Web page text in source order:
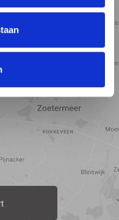
in the purchase
distance of the
weergave